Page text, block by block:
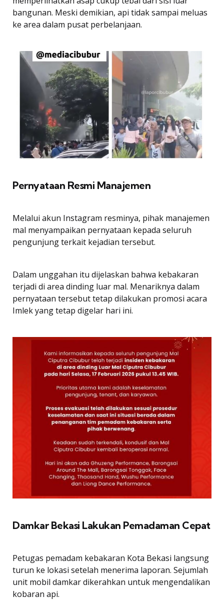
bangunan. Meski demikian, api tidak sampai meluas
ke area dalam pusat perbelanjaan.
Pernyataan Resmi Manajemen
Melalui akun Instagram resminya, pihak manajemen
mal menyampaikan pernyataan kepada seluruh
pengunjung terkait kejadian tersebut.
Dalam unggahan itu dijelaskan bahwa kebakaran
terjadi di area dinding luar mal. Menariknya dalam
pernyataan tersebut tetap dilakukan promosi acara
Imlek yang tetap digelar hari ini.
Damkar Bekasi Lakukan Pemadaman Cepat
Petugas pemadam kebakaran Kota Bekasi langsung
turun ke lokasi setelah menerima laporan. Sejumlah
unit mobil damkar dikerahkan untuk mengendalikan
kobaran api.